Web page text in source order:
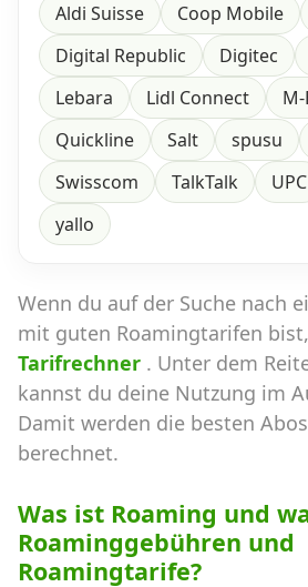
Aldi Suisse Coop Mobile
Digital Republic
Digitec
Lebara
Lidl Connect
Quickline
Salt spusu
Swisscom
TalkTalk UPC
yallo
Wenn du auf der Suche nach
mit guten Roamingtarifen
Tarifrechner . Unter dem
kannst du deine Nutzung im
Damit werden die besten
berechnet.
Was ist Roaming und
Roaminggebühren und
Roamingtarife?